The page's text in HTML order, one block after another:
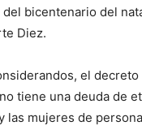
bicentenario del
Diez.
el decreto
tiene una deuda de
las mujeres de